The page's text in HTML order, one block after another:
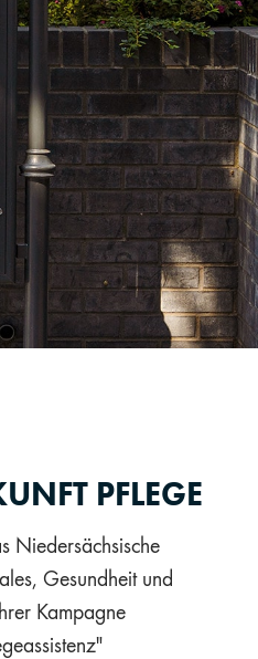
PFLEGE
Niedersächsische
Gesundheit und
Kampagne